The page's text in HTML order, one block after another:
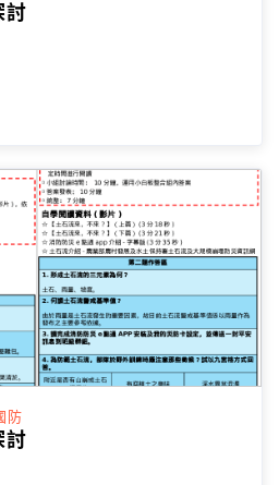
討
防
討